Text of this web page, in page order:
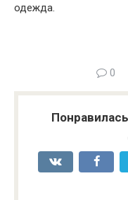
одежда.
0